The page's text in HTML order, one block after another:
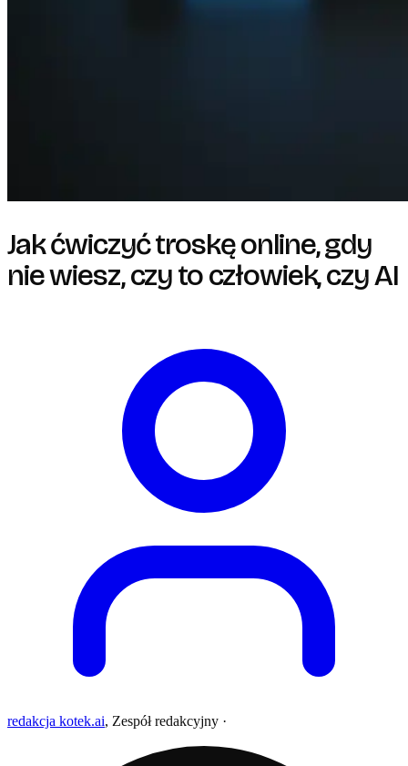
Jak ćwiczyć troskę online, gdy
nie wiesz, czy to człowiek, czy AI
redakcja kotek.ai, Zespół redakcyjny ·